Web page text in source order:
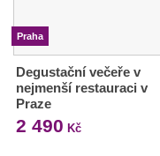
Praha
Degustační večeře v
nejmenší restauraci v
Praze
2 490 Kč